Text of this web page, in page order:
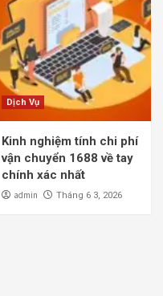
Dịch Vụ
Kinh nghiệm tính chi phí
vận chuyển 1688 về tay
chính xác nhất
admin Tháng 6 3, 2026